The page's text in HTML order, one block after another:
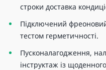
строки доставка
Підключений
тестом герметичності.
Пусконалагодження,
інструктаж із